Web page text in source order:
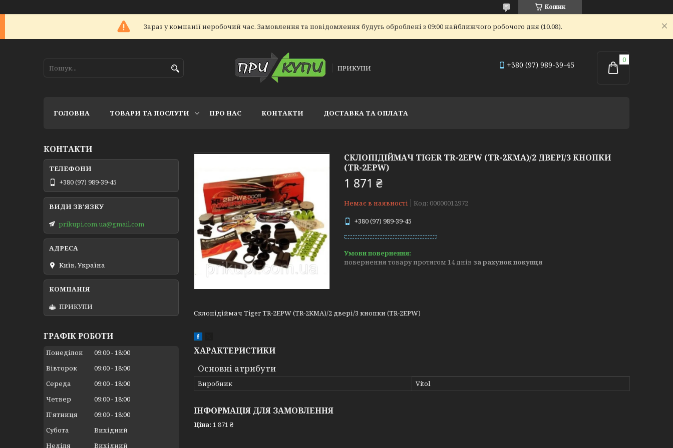
Кошик
Зараз у компанії неробочий час. Замовлення та повідомлення будуть оброблені з 09:00 найближчого робочого дня (10.08).
ПРИКУПИ +380 (97) 989-39-45
ГОЛОВНА ТОВАРИ ТА ПОСЛУГИ ПРО НАС КОНТАКТИ ДОСТАВКА ТА ОПЛАТА
СКЛОПІДІЙМАЧ TIGER TR-2EPW (TR-2KMA)/2 ДВЕРІ/3 КНОПКИ
(TR-2EPW)
1 871 ₴
Немає в наявності Код: 00000012972
+380 (97) 989-39-45
повернення товару протягом 14 днів за рахунок покупця
Склопідіймач Tiger TR-2EPW (TR-2KMA)/2 двері/3 кнопки (TR-2EPW)
ХАРАКТЕРИСТИКИ
Основні атрибути
Виробник Vitol
ІНФОРМАЦІЯ ДЛЯ ЗАМОВЛЕННЯ
Ціна: 1 871 ₴
КОНТАКТИ
+380 (97) 989-39-45
prikupi.com.ua@gmail.com
Київ, Україна
ПРИКУПИ
ГРАФІК РОБОТИ
Понеділок 09:00 18:00
Вівторок
09:00 18:00
Середа
09:00 18:00
Четвер
09:00 18:00
Пʼятниця
09:00 18:00
Субота
Вихідний
Неділя
Вихідний